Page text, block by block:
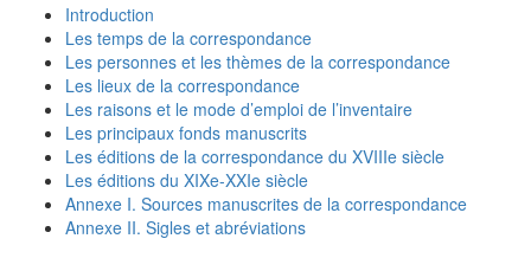
Introduction
Les temps de la correspondance
Les personnes et les thèmes de la correspondance
Les lieux de la correspondance
Les raisons et le mode d’emploi de l’inventaire
Les principaux fonds manuscrits
Les éditions de la correspondance du XVIIIe siècle
Les éditions du XIXe-XXIe siècle
Annexe I. Sources manuscrites de la correspondance
Annexe II. Sigles et abréviations